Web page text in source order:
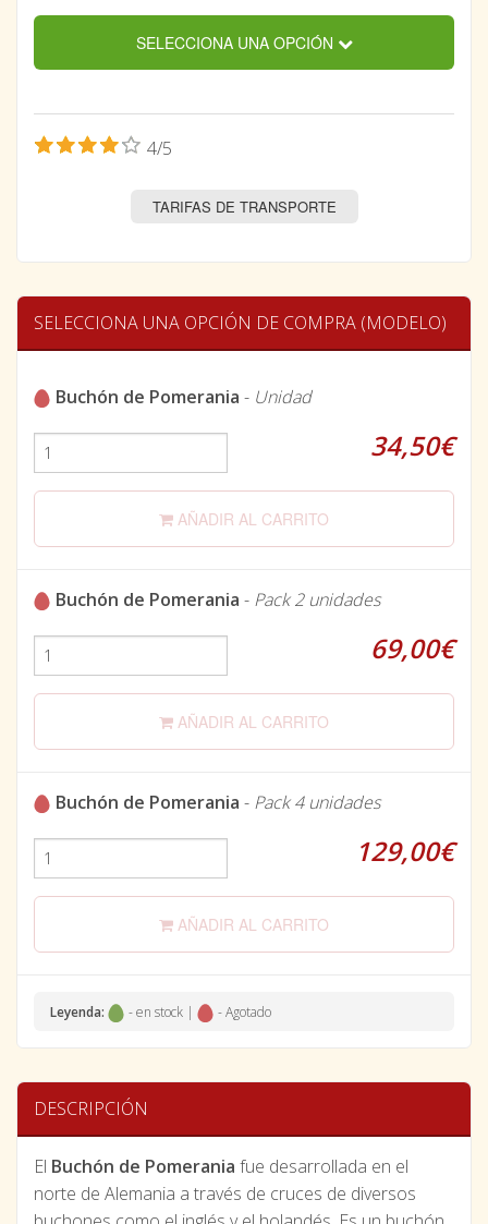
SELECCIONA UNA OPCIÓN
4/5
TARIFAS DE TRANSPORTE
SELECCIONA UNA OPCIÓN DE COMPRA (MODELO)
Buchón de Pomerania - Unidad
34,50€
AÑADIR AL CARRITO
Buchón de Pomerania - Pack 2 unidades
69,00€
AÑADIR AL CARRITO
Buchón de Pomerania - Pack 4 unidades
129,00€
AÑADIR AL CARRITO
Leyenda: - en stock | - Agotado
DESCRIPCIÓN
El Buchón de Pomerania fue desarrollada en el
norte de Alemania a través de cruces de diversos